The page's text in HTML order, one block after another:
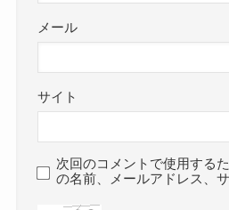
メール
サイト
次回のコメントで使用する
の名前、メールアドレス、